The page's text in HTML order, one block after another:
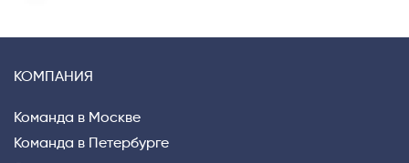
КОМПАНИЯ
Команда в Москве
Команда в Петербурге